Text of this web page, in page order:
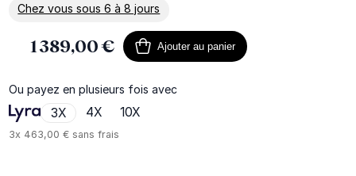
Chez vous sous 6 à 8 jours
En savoir plus sur la livraison
1 389,00 € Ajouter au panier
Ou payez en plusieurs fois avec
3X 4X 10X
3x 463,00 € sans frais